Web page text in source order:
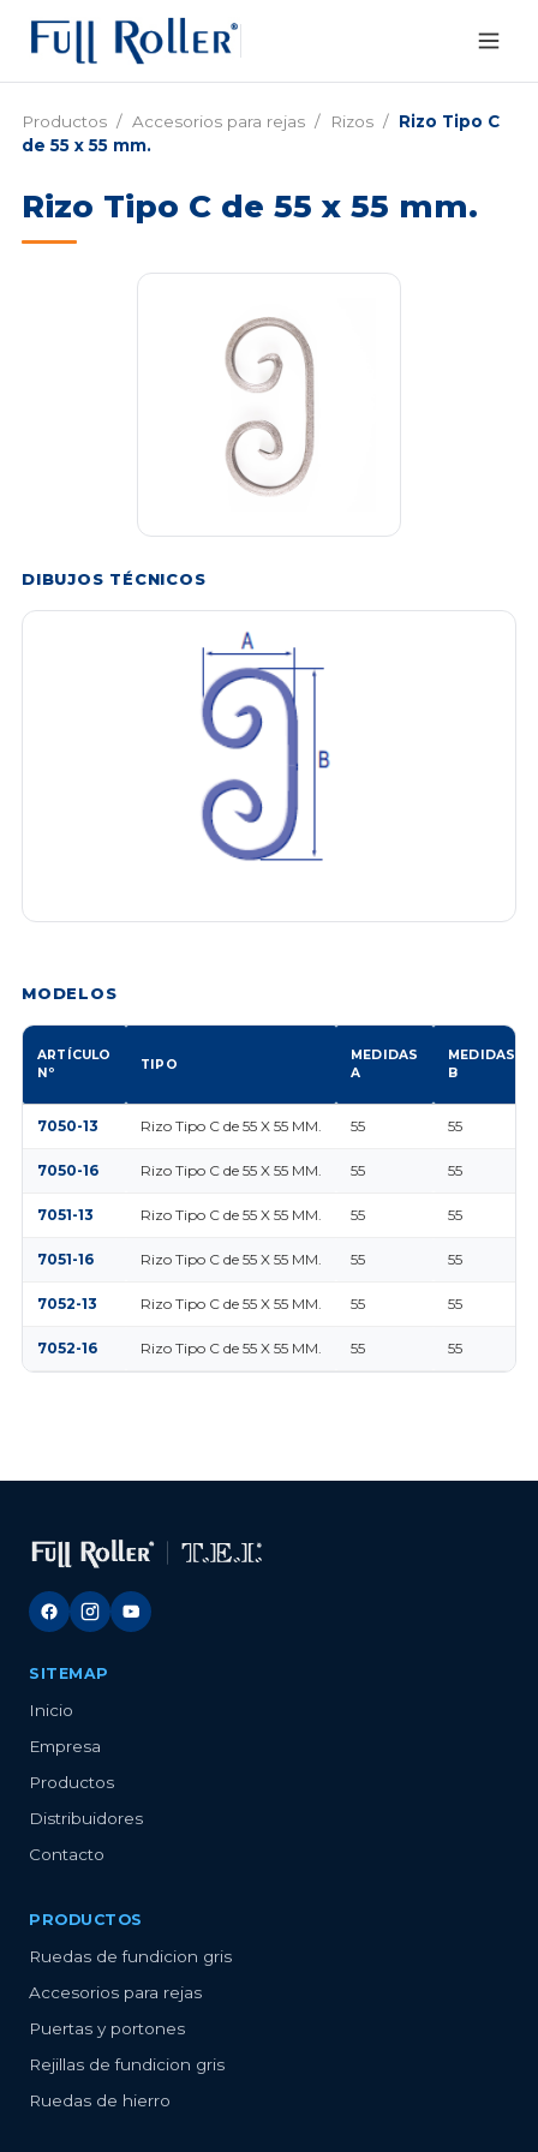
Productos / Accesorios para rejas / Rizos / Rizo Tipo C
de 55 x 55 mm.
Rizo Tipo C de 55 x 55 mm.
DIBUJOS TÉCNICOS
MODELOS
ARTÍCULO
Nº
TIPO
MEDIDAS
A
MEDIDAS
B
7050-13 Rizo Tipo C de 55 X 55 MM. 55 55
7050-16 Rizo Tipo C de 55 X 55 MM. 55 55
7051-13 Rizo Tipo C de 55 X 55 MM. 55 55
7051-16 Rizo Tipo C de 55 X 55 MM. 55 55
7052-13 Rizo Tipo C de 55 X 55 MM. 55 55
7052-16 Rizo Tipo C de 55 X 55 MM. 55 55
SITEMAP
Inicio
Empresa
Productos
Distribuidores
Contacto
PRODUCTOS
Ruedas de fundicion gris
Accesorios para rejas
Puertas y portones
Rejillas de fundicion gris
Ruedas de hierro